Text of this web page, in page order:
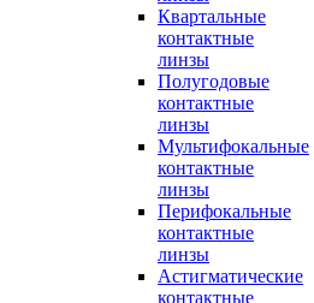
Квартальные
контактные
линзы
Полугодовые
контактные
линзы
Мультифокальные
контактные
линзы
Перифокальные
контактные
линзы
Астигматические
контактные